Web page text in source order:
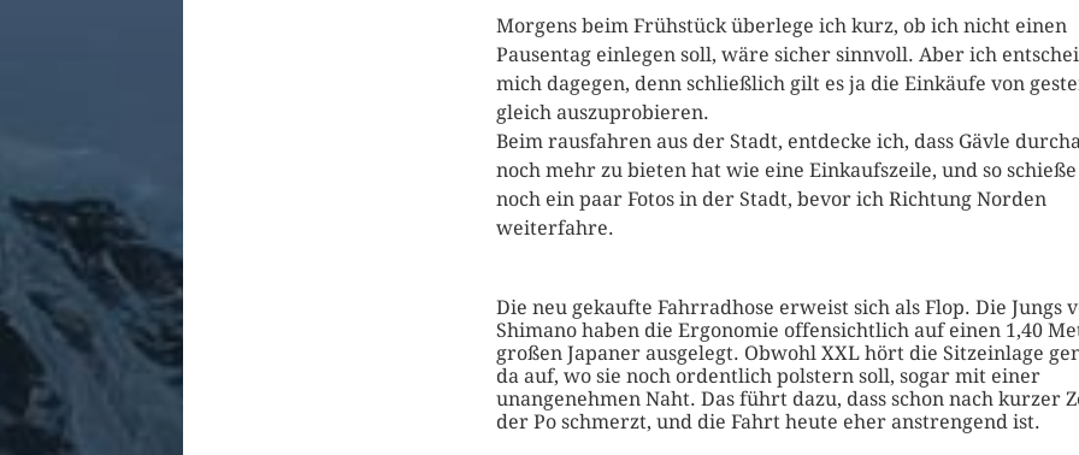
Morgens beim Frühstück überlege ich kurz, ob ich nicht einen
Pausentag einlegen soll, wäre sicher sinnvoll. Aber ich
mich dagegen, denn schließlich gilt es ja die Einkäufe von
gleich auszuprobieren.
Beim rausfahren aus der Stadt, entdecke ich, dass Gävle
noch mehr zu bieten hat wie eine Einkaufszeile, und so
noch ein paar Fotos in der Stadt, bevor ich Richtung Norden
weiterfahre.
Die neu gekaufte Fahrradhose erweist sich als Flop. Die Jungs
Shimano haben die Ergonomie offensichtlich auf einen 1,40
großen Japaner ausgelegt. Obwohl XXL hört die Sitzeinlage
da auf, wo sie noch ordentlich polstern soll, sogar mit einer
unangenehmen Naht. Das führt dazu, dass schon nach kurzer
der Po schmerzt, und die Fahrt heute eher anstrengend ist.